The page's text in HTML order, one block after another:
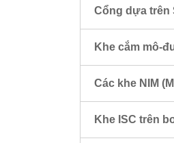
Cổng dựa trên
Khe cắm mô-
Các khe NIM
Khe ISC trên